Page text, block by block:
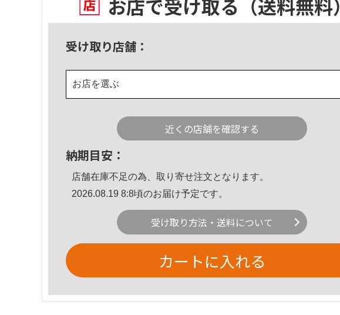
お店で受け取る （送料無料）
受け取り店舗：
お店を選ぶ
近くの店舗を確認する
納期目安：
店舗在庫不足の為、取り寄せ注文となります。
2026.08.19 8:8頃のお届け予定です。
受け取り方法・送料について
カートに入れる